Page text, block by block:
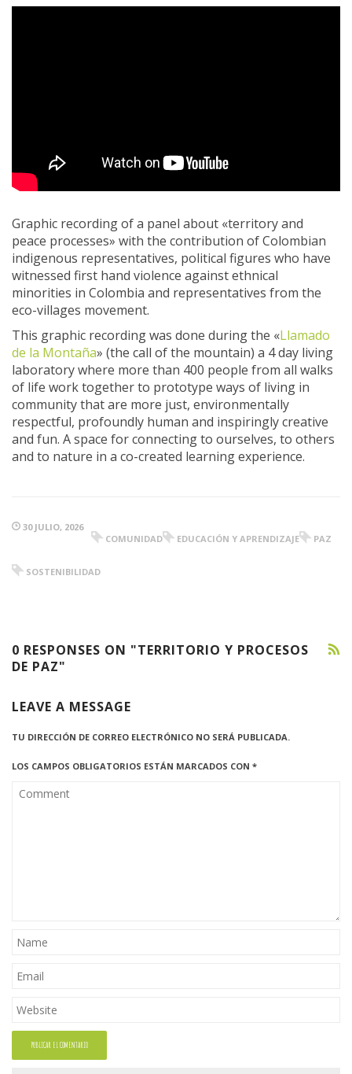
Graphic recording of a panel about «territory and
peace processes» with the contribution of Colombian
indigenous representatives, political figures who have
witnessed first hand violence against ethnical
minorities in Colombia and representatives from the
eco-villages movement.
This graphic recording was done during the «Llamado
de la Montaña» (the call of the mountain) a 4 day living
laboratory where more than 400 people from all walks
of life work together to prototype ways of living in
community that are more just, environmentally
respectful, profoundly human and inspiringly creative
and fun. A space for connecting to ourselves, to others
and to nature in a co-created learning experience.
30 JULIO, 2026
COMUNIDAD
EDUCACIÓN Y APRENDIZAJE PAZ
SOSTENIBILIDAD
0 RESPONSES ON "TERRITORIO Y PROCESOS
DE PAZ"
LEAVE A MESSAGE
TU DIRECCIÓN DE CORREO ELECTRÓNICO NO SERÁ PUBLICADA.
LOS CAMPOS OBLIGATORIOS ESTÁN MARCADOS CON *